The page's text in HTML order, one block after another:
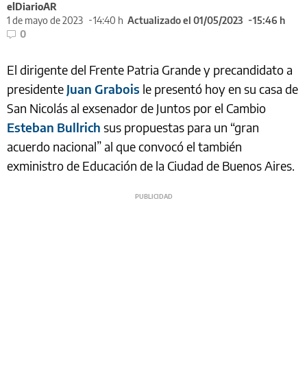
elDiarioAR
1 de mayo de 2023
14:40 h Actualizado el 01/05/2023
15:46 h
0
El dirigente del Frente Patria Grande y precandidato a
presidente Juan Grabois le presentó hoy en su casa de
San Nicolás al exsenador de Juntos por el Cambio
Esteban Bullrich sus propuestas para un “gran
acuerdo nacional” al que convocó el también
exministro de Educación de la Ciudad de Buenos Aires.